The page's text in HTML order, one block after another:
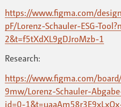
https://www.figma.com/
pF/Lorenz-Schauler-ESG-
2&t=f5tXdXL9gDJroMzb-1
Research:
https://www.figma.com/board/
9mw/Lorenz-Schauler-
id=0-